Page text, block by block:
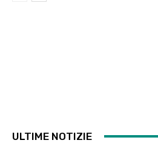
ULTIME NOTIZIE